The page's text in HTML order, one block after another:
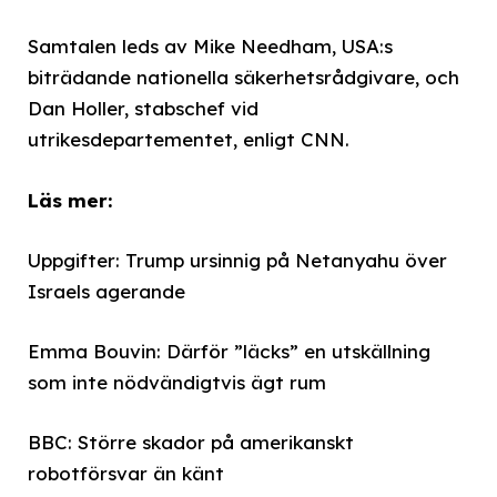
Samtalen leds av Mike Needham, USA:s
biträdande nationella säkerhetsrådgivare, och
Dan Holler, stabschef vid
utrikesdepartementet, enligt CNN.
Läs mer:
Uppgifter: Trump ursinnig på Netanyahu över
Israels agerande
Emma Bouvin: Därför ”läcks” en utskällning
som inte nödvändigtvis ägt rum
BBC: Större skador på amerikanskt
robotförsvar än känt